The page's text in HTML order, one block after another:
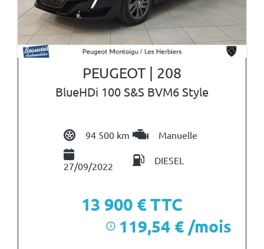
PEUGEOT | 208
BlueHDi 100 S&S BVM6 Style
94 500 km Manuelle
27/09/2022 DIESEL
13 900 € TTC
i 119,54 € /mois